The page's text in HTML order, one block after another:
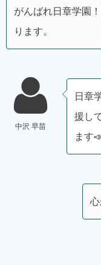
がんばれ日章学園
ります。
中沢 早苗
日章
援し
ます